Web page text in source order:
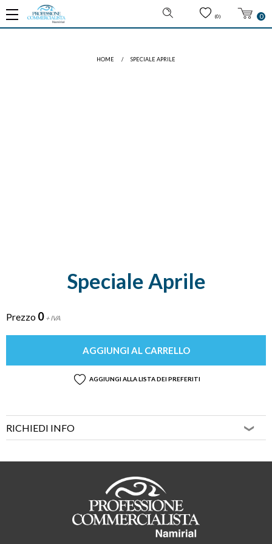
(0) 0
HOME / SPECIALE APRILE
Speciale Aprile
Prezzo 0 + IVA
AGGIUNGI AL CARRELLO
AGGIUNGI ALLA LISTA DEI PREFERITI
RICHIEDI INFO